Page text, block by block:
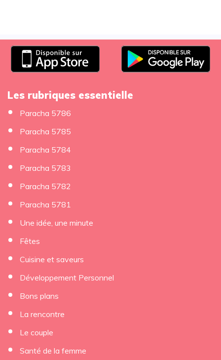
Les rubriques essentielle
Paracha 5786
Paracha 5785
Paracha 5784
Paracha 5783
Paracha 5782
Paracha 5781
Une idée, une minute
Fêtes
Cuisine et saveurs
Développement Personnel
Bons plans
La rencontre
Le couple
Santé de la femme